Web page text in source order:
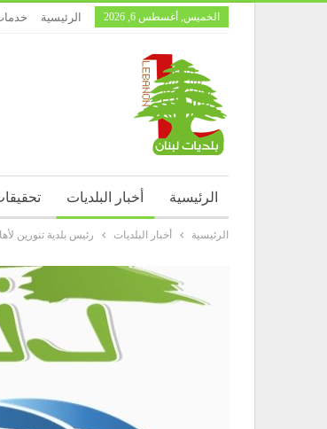
الخميس, أغسطس 6, 2026 الرئيسية
الرئيسية أخبار البلديات
الرئيسية أخبار البلديات رئيس بلدية تنورين